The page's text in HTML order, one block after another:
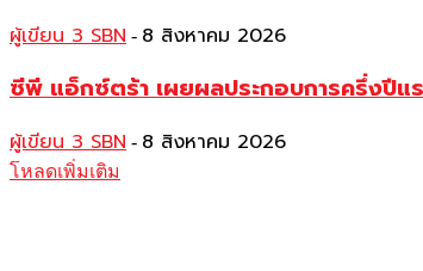
ผู้เขียน 3 SBN - 8 สิงหาคม 2026
ซีพี แอ็กซ์ตร้า เผยผลประกอบการครึ่งปีแ
ผู้เขียน 3 SBN - 8 สิงหาคม 2026
โหลดเพิ่มเติม